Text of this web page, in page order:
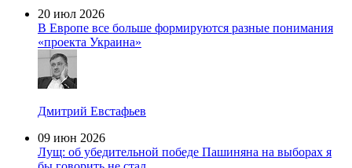
20 июл 2026
В Европе все больше формируются разные понимания
«проекта Украина»
Дмитрий Евстафьев
09 июн 2026
Лущ: об убедительной победе Пашиняна на выборах я